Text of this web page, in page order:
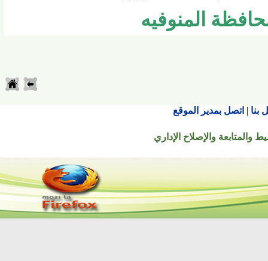
المنوفيه
| اتصل بمدير الموقع
والإصلاح الإداري